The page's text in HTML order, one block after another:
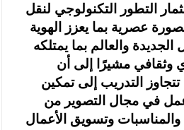
التطور التكنولوجي لنقل
عصرية بما يعزز الهوية
الجديدة والعالم بما يمتلكه
وثقافي مشيرًا إلى أن
التدريب إلى تمكين
في مجال التصوير من
والمناسبات وتسويق الأعمال